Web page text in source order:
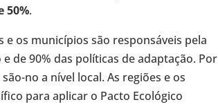
50%.
e os municípios são responsáveis pela
de 90% das políticas de adaptação. Por
no a nível local. As regiões e os
para aplicar o Pacto Ecológico